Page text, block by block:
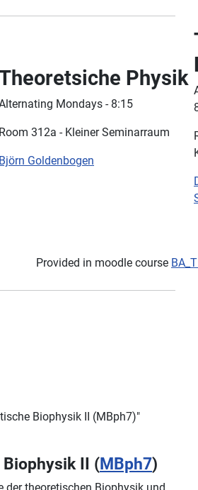
Physik
Mondays - 8:15
Room 312a - Kleiner Seminarraum
Björn Goldenbogen
Provided in moodle course
Biophysik II (MBph7)"
II (MBph7)